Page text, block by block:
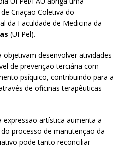
Criação Coletiva do
da Faculdade de Medicina da
(UFPel).
objetivam desenvolver atividades
de prevenção terciária com
psíquico, contribuindo para a
de oficinas terapêuticas
expressão artística aumenta a
processo de manutenção da
pode tanto reconciliar